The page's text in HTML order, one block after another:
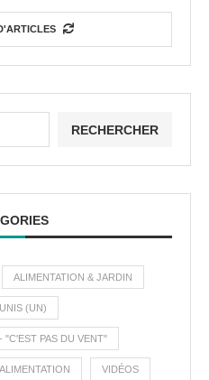
RECHERCHER
ALIMENTATION & JARDIN
(UN)
"C'EST PAS DU VENT"
VIDÉOS